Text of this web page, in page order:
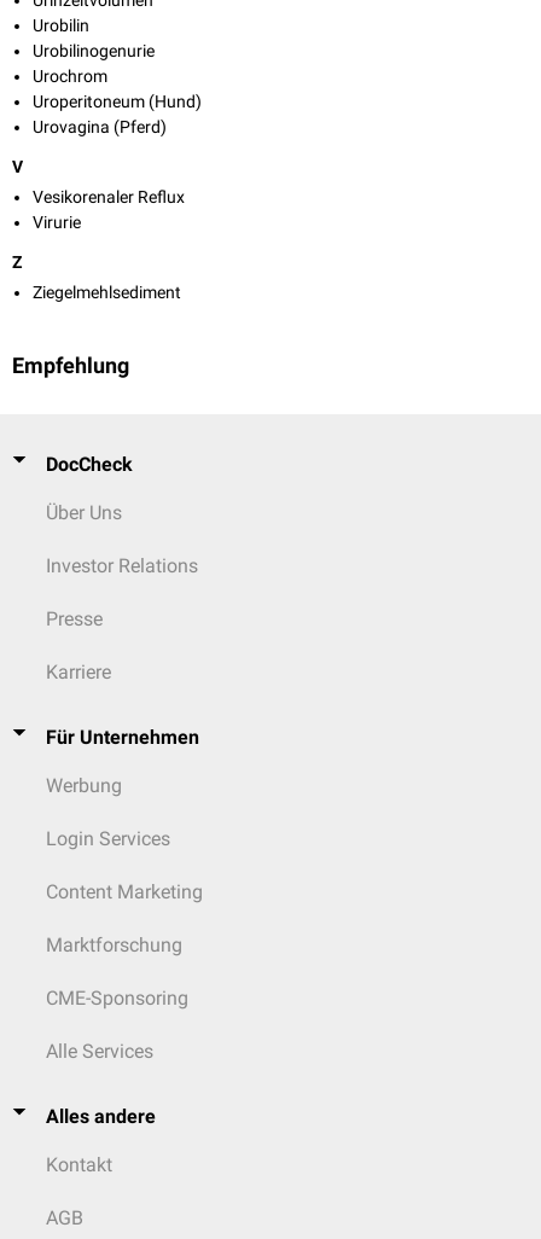
Urobilin
Urobilinogenurie
Urochrom
Uroperitoneum (Hund)
Urovagina (Pferd)
V
Vesikorenaler Reflux
Virurie
Z
Ziegelmehlsediment
Empfehlung
DocCheck
Über Uns
Investor Relations
Presse
Karriere
Für Unternehmen
Werbung
Login Services
Content Marketing
Marktforschung
CME-Sponsoring
Alle Services
Alles andere
Kontakt
AGB